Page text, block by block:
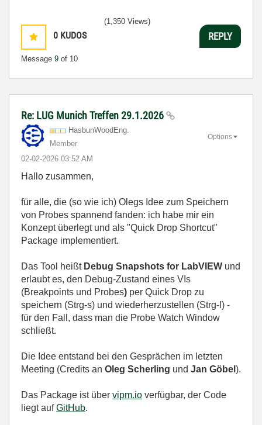
0 KUDOS
Message 9 of 10
(1,350 Views)
REPLY
Re: LUG Munich Treffen 29.1.2026
HasbunWoodEng.
Member
‎02-02-2026 03:52 AM
Options
Hallo zusammen,
für alle, die (so wie ich) Olegs Idee zum Speichern
von Probes spannend fanden: ich habe mir ein
Konzept überlegt und als "Quick Drop Shortcut"
Package implementiert.
Das Tool heißt Debug Snapshots for LabVIEW und
erlaubt es, den Debug-Zustand eines VIs
(Breakpoints und Probes) per Quick Drop zu
speichern (Strg-s) und wiederherzustellen (Strg-l) -
für den Fall, dass man die Probe Watch Window
schließt.
Die Idee entstand bei den Gesprächen im letzten
Meeting (Credits an Oleg Scherling und Jan Göbel ).
Das Package ist über vipm.io verfügbar, der Code
liegt aufGitHub.